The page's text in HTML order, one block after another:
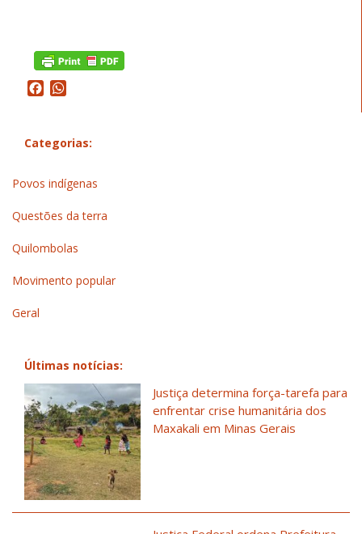
Facebook
Categorias:
Povos indígenas
Questões da terra
Quilombolas
Movimento popular
Geral
Últimas notícias:
Justiça determina força-tarefa para
enfrentar crise humanitária dos
Maxakali em Minas Gerais